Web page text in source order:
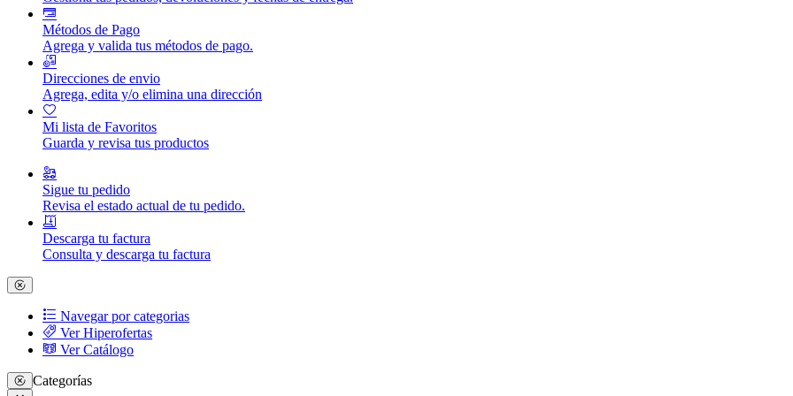
Métodos de Pago
Agrega y valida tus métodos de pago.
Direcciones de envio
Agrega, edita y/o elimina una dirección
Mi lista de Favoritos
Guarda y revisa tus productos
Sigue tu pedido
Revisa el estado actual de tu pedido.
Descarga tu factura
Consulta y descarga tu factura
Navegar por categorias
Ver Hiperofertas
Ver Catálogo
Categorías